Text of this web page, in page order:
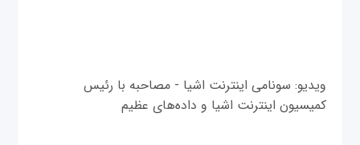
ویدیو: سونامی اینترنت اشیا - مصاحبه با رئیس
کمیسیون اینترنت اشیا و داده‌های عظیم